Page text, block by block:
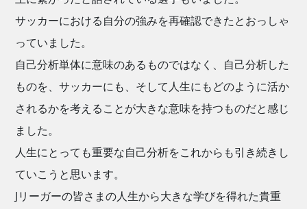
サッカーにおける自分の強みを再確認できたとおっしゃ
っていました。
自己分析単体に意味のあるものではなく、自己分析した
ものを、サッカーにも、そして人生にもどのように活か
されるかを考えることが大きな意味を持つものだと感じ
ました。
人生にとっても重要な自己分析をこれからも引き続きし
ていこうと思います。
Jリーガーの皆さまの人生から大きな学びを得れた貴重